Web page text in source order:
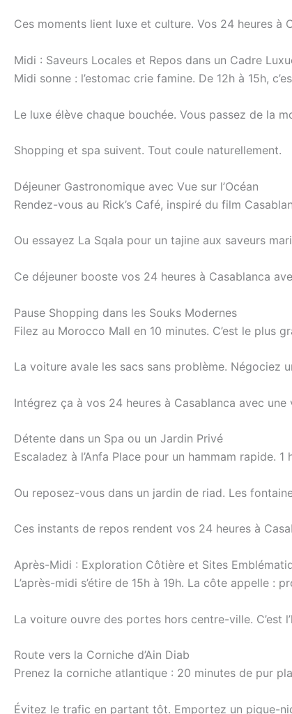
Ces moments lient luxe et culture. Vos 24 heures à
Midi : Saveurs Locales et Repos dans un Cadre
Midi sonne : l’estomac crie famine. De 12h à 15h,
Le luxe élève chaque bouchée. Vous passez de la
Shopping et spa suivent. Tout coule naturellement.
Déjeuner Gastronomique avec Vue sur l’Océan
Rendez-vous au Rick’s Café, inspiré du film
Ou essayez La Sqala pour un tajine aux saveurs
Ce déjeuner booste vos 24 heures à Casablanca
Pause Shopping dans les Souks Modernes
Filez au Morocco Mall en 10 minutes. C’est le plus
La voiture avale les sacs sans problème. Négociez
Intégrez ça à vos 24 heures à Casablanca avec
Détente dans un Spa ou un Jardin Privé
Escaladez à l’Anfa Place pour un hammam rapide.
Ou reposez-vous dans un jardin de riad. Les
Ces instants de repos rendent vos 24 heures à
Après-Midi : Exploration Côtière et Sites
L’après-midi s’étire de 15h à 19h. La côte appelle
La voiture ouvre des portes hors centre-ville. C’est
Route vers la Corniche d’Ain Diab
Prenez la corniche atlantique : 20 minutes de pur
Évitez le trafic en partant tôt. Emportez un pique-